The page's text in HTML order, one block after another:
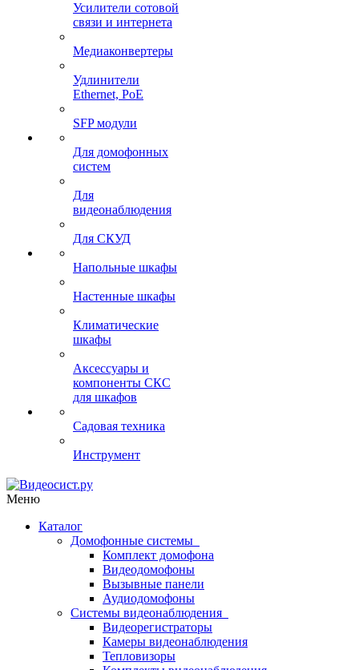
Усилители сотовой
связи и интернета
Медиаконвертеры
Удлинители
Ethernet, PoE
SFP модули
Для домофонных
систем
Для
видеонаблюдения
Для СКУД
Напольные шкафы
Настенные шкафы
Климатические
шкафы
Аксессуары и
компоненты СКС
для шкафов
Садовая техника
Инструмент
Меню
Каталог
Домофонные системы
Комплект домофона
Видеодомофоны
Вызывные панели
Аудиодомофоны
Системы видеонаблюдения
Видеорегистраторы
Камеры видеонаблюдения
Тепловизоры